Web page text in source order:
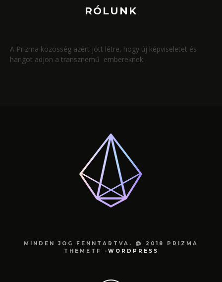
RÓLUNK
A Prizma közösség azért jött létre, hogy új képviseletet és
hangot adjon a transznemű embereknek.
MINDEN JOG FENNTARTVA. @ 2018 PRIZMA
THEMETF - WORDPRESS